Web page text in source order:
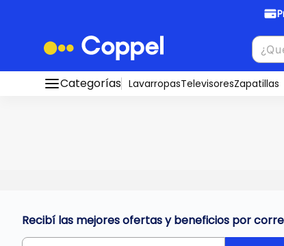
Promociones Bancarias
Conocé todos nuestros medios de pago
Hasta
Categorías LavarropasTelevisoresZapatillas
Recibí las mejores ofertas y beneficios por